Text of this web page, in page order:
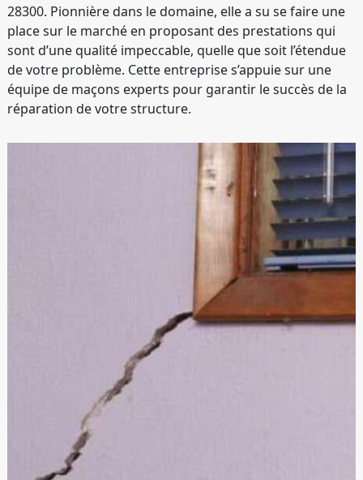
28300. Pionnière dans le domaine, elle a su se faire une
place sur le marché en proposant des prestations qui
sont d’une qualité impeccable, quelle que soit l’étendue
de votre problème. Cette entreprise s’appuie sur une
équipe de maçons experts pour garantir le succès de la
réparation de votre structure.